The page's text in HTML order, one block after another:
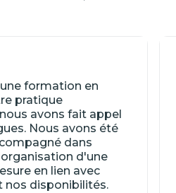
formation en
pratique
avons fait appel
Nous avons été
dans
d'une
en lien avec
nos disponibilités.